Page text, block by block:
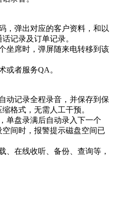
弹出对应的客户资料，和以
记录及订单记录。
席时，弹屏随来电转移到该
者服务QA。
记录全程录音，并保存到保
格式，无需人工干预。
盘录满后自动录入下一个
间时，报警提示磁盘空间已
在线收听、备份、查询等，